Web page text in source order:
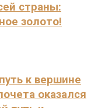
страны:
золото!
к вершине
оказался